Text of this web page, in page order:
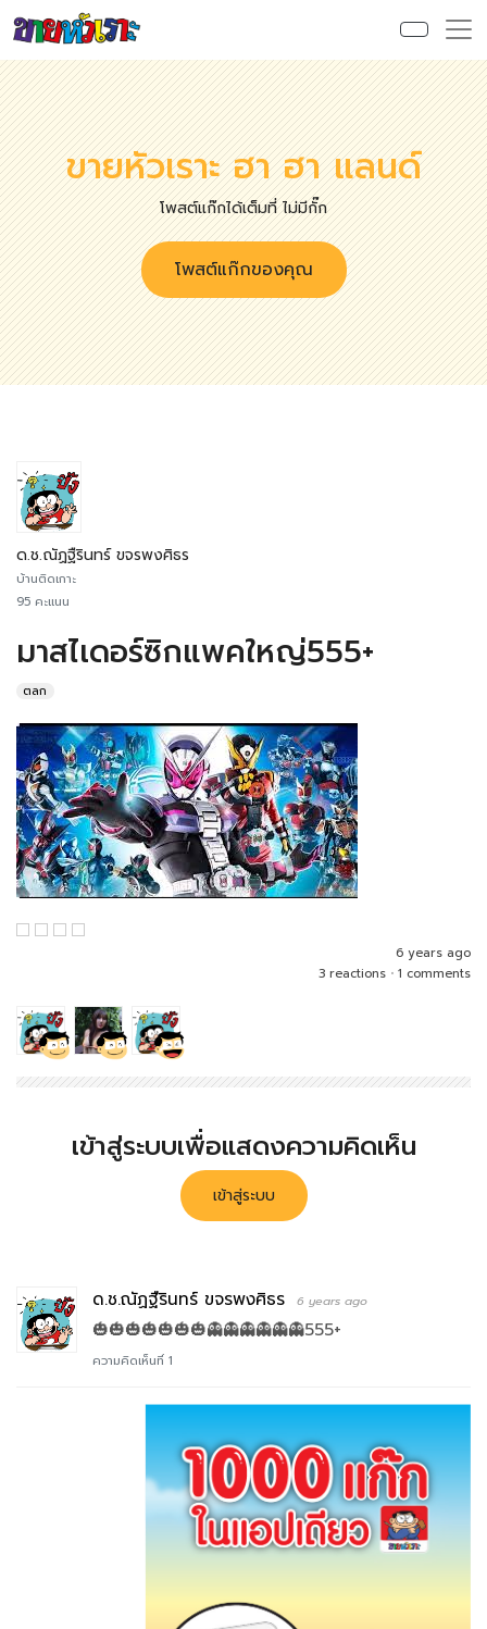
ขายหัวเราะ ฮา ฮา แลนด์
โพสต์แก๊กได้เต็มที่ ไม่มีกั๊ก
โพสต์แก๊กของคุณ
ด.ช.ณัฏฐืรินทร์ ขจรพงศิธร
บ้านติดเกาะ
95 คะแนน
มาสไเดอร์ซิกแพคใหญ่555+
ตลก
6 years ago
3 reactions • 1 comments
เข้าสู่ระบบเพื่อแสดงความคิดเห็น
เข้าสู่ระบบ
ด.ช.ณัฏฐืรินทร์ ขจรพงศิธร 6 years ago
🎃🎃🎃🎃🎃🎃🎃👻👻👻👻👻👻555+
ความคิดเห็นที่ 1